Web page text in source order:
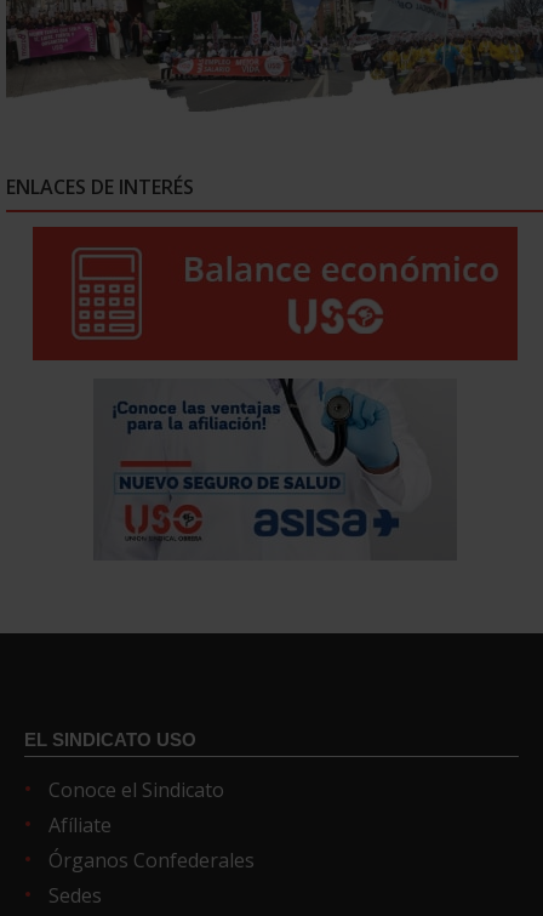
ENLACES DE INTERÉS
EL SINDICATO USO
Conoce el Sindicato
Afíliate
Órganos Confederales
Sedes